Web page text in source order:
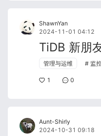
ShawnYan
2024-11-01 04:12
TiDB 新朋
管理与运维 监
1 0
Aunt-Shirly
2024-10-31 09:18